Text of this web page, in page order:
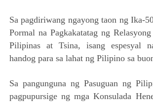
Sa pagdiriwang ngayong taon ng Ika-
Pormal na Pagkakatatag ng
Pilipinas at Tsina, isang espesyal
handog para sa lahat ng Pilipino sa
Sa pangunguna ng Pasuguan ng
pagpupursige ng mga Konsulada